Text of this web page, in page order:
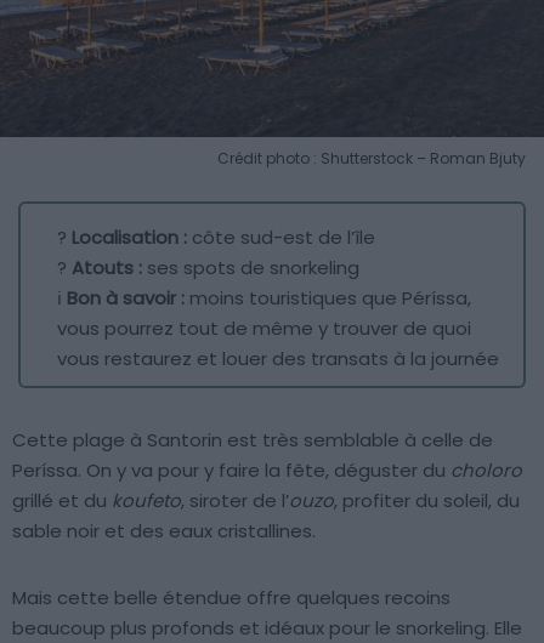
Crédit photo : Shutterstock – Roman Bjuty
? Localisation : côte sud-est de l’île
? Atouts : ses spots de snorkeling
ℹ️ Bon à savoir : moins touristiques que Péríssa,
vous pourrez tout de même y trouver de quoi
vous restaurez et louer des transats à la journée
Cette plage à Santorin est très semblable à celle de
Períssa. On y va pour y faire la fête, déguster du choloro
grillé et du koufeto, siroter de l’ouzo, profiter du soleil, du
sable noir et des eaux cristallines.
Mais cette belle étendue offre quelques recoins
beaucoup plus profonds et idéaux pour le snorkeling. Elle